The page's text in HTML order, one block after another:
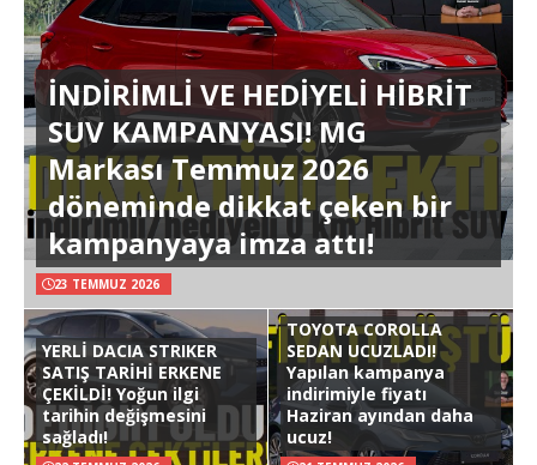
İNDİRİMLİ VE HEDİYELİ HİBRİT
SUV KAMPANYASI! MG
Markası Temmuz 2026
döneminde dikkat çeken bir
kampanyaya imza attı!
23 TEMMUZ 2026
YERLİ DACIA STRIKER
SATIŞ TARİHİ ERKENE
ÇEKİLDİ! Yoğun ilgi
tarihin değişmesini
sağladı!
TOYOTA COROLLA
SEDAN UCUZLADI!
Yapılan kampanya
indirimiyle fiyatı
Haziran ayından daha
ucuz!